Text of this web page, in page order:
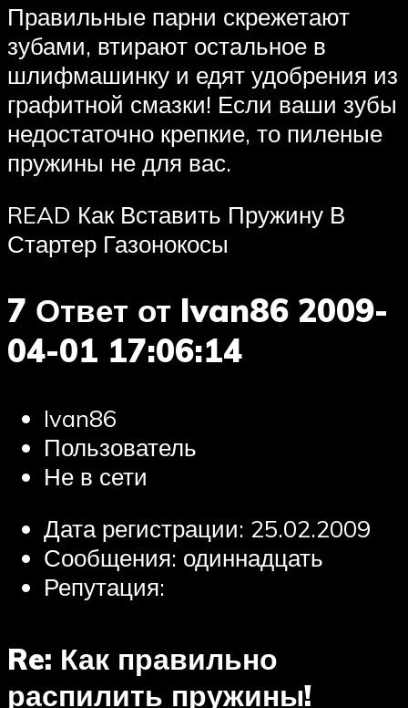
Правильные парни скрежетают
зубами, втирают остальное в
шлифмашинку и едят удобрения из
графитной смазки! Если ваши зубы
недостаточно крепкие, то пиленые
пружины не для вас.
READ Как Вставить Пружину В
Стартер Газонокосы
7 Ответ от Ivan86 2009-
04-01 17:06:14
Ivan86
Пользователь
Не в сети
Дата регистрации: 25.02.2009
Сообщения: одиннадцать
Репутация:
Re: Как правильно
распилить пружины!